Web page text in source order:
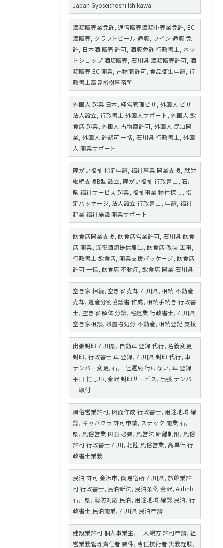
Japan Gyoseishoshi Ishikawa
酒類販売業免許, 通信販売酒類小売業免許, EC
酒販売, クラフトビール 通販, ワイン 通販 免
許, 日本酒 販売 許可, 酒販免許 行政書士, ネッ
トショップ 酒類販売, 石川県 酒類販売許可, 酒
類販売 EC 開業, 古物商許可, 食品衛生申請, 行
政書士高見裕樹事務所
外国人 起業 日本, 経営管理ビザ, 外国人 ビザ
法人設立, 行政書士 外国人サポート, 外国人 飲
食店 起業, 外国人 古物商許可, 外国人 民泊開
業, 外国人 許認可 一括, 石川県 行政書士, 外国
人 開業サポート
障がい福祉 指定申請, 福祉事業 開業支援, 就労
継続支援B型 設立, 障がい福祉 行政書士, 石川
県 福祉サービス 起業, 福祉事業 物件探し, 指
定パッケージ, 法人設立 行政書士, 申請, 福祉
起業 福祉施設 開業サポート
飲食店開業支援, 飲食店営業許可, 石川県 飲食
店 開業, 深夜酒類提供届出, 飲食店 改装 工事,
行政書士 飲食店, 開業支援パッケージ, 飲食店
許可 一括, 飲食店 不動産, 飲食店 開業 石川県
空き家 相続, 空き家 売却 石川県, 相続 不動産
売却, 遺産分割協議書 作成, 相続手続き 行政書
士, 空き家 解体 分譲, 宅建業 行政書士, 石川県
空き家相談, 残置物処分 不動産, 相続登記 支援
出張封印 石川県, 自動車 登録 代行, 名義変更
封印, 行政書士 車 登録, 石川県 封印 代行, 車
ナンバー変更, 石川 陸運局 行けない, 車 登録
平日 忙しい, 金沢 封印サービス, 出張 ナンバ
ー取付
風俗営業許可, 図面作成 行政書士, 用途地域 確
認, キャバクラ 許可申請, スナック 開業 石川
県, 風俗営業 図面 必要, 風営法 距離制限, 風俗
許可 行政書士 石川, 北陸 風俗営業, 高単価 行
政書士業務
民泊 許可 金沢市, 簡易宿所 石川県, 旅館業許
可 行政書士, 民泊新法, 民泊条例 金沢, Airbnb
石川県, 消防対応 民泊, 用途地域 確認 民泊, 行
政書士 民泊開業, 石川県 民泊申請
建設業許可 個人事業主, 一人親方 許可申請, 経
営業務管理責任者 要件, 専任技術者 実務経験,